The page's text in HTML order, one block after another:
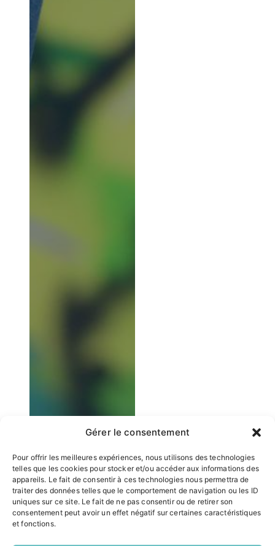
Gérer le consentement
Pour offrir les meilleures expériences, nous utilisons des technologies
telles que les cookies pour stocker et/ou accéder aux informations des
appareils. Le fait de consentir à ces technologies nous permettra de
traiter des données telles que le comportement de navigation ou les ID
uniques sur ce site. Le fait de ne pas consentir ou de retirer son
consentement peut avoir un effet négatif sur certaines caractéristiques
et fonctions.